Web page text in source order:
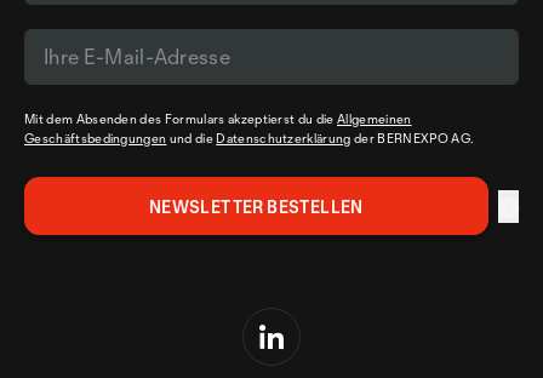
Mit dem Absenden des Formulars akzeptierst du dieAllgemeinen
Geschäftsbedingungen und die Datenschutzerklärung der BERNEXPO AG.